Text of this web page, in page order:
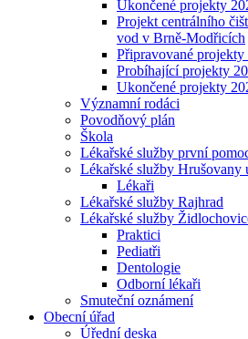
Ukončené projekty
Projekt centrálního
vod v Brně-Modřicích
Připravované projekty
Probíhající projekty
Ukončené projekty
Významní rodáci
Povodňový plán
Škola
Lékařské služby první
Lékařské služby Hrušovany
Lékaři
Lékařské služby Rajhrad
Lékařské služby
Praktici
Pediatři
Dentologie
Odborní lékaři
Smuteční oznámení
Obecní úřad
Úřední deska